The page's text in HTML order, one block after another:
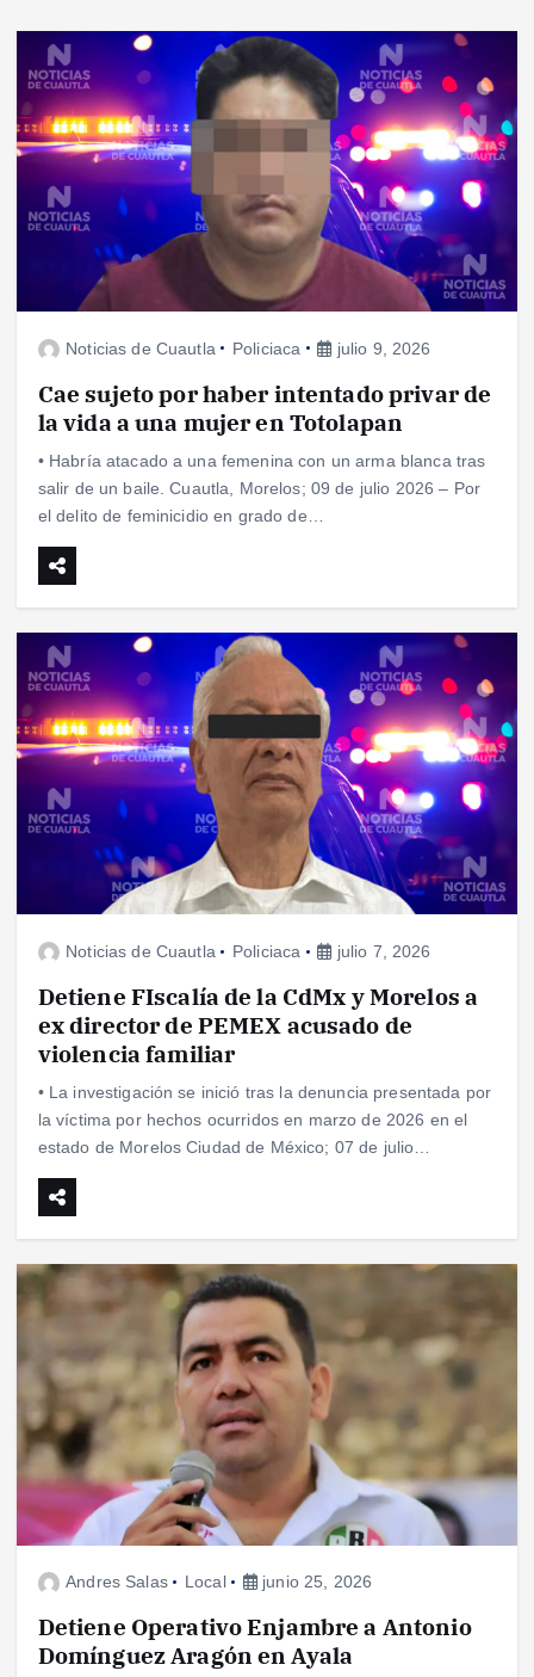
Noticias de Cuautla Policiaca julio 9, 2026
Cae sujeto por haber intentado privar de
la vida a una mujer en Totolapan
• Habría atacado a una femenina con un arma blanca tras
salir de un baile. Cuautla, Morelos; 09 de julio 2026 – Por
el delito de feminicidio en grado de…
Noticias de Cuautla Policiaca julio 7, 2026
Detiene FIscalía de la CdMx y Morelos a
ex director de PEMEX acusado de
violencia familiar
• La investigación se inició tras la denuncia presentada por
la víctima por hechos ocurridos en marzo de 2026 en el
estado de Morelos Ciudad de México; 07 de julio…
Andres Salas Local junio 25, 2026
Detiene Operativo Enjambre a Antonio
Domínguez Aragón en Ayala